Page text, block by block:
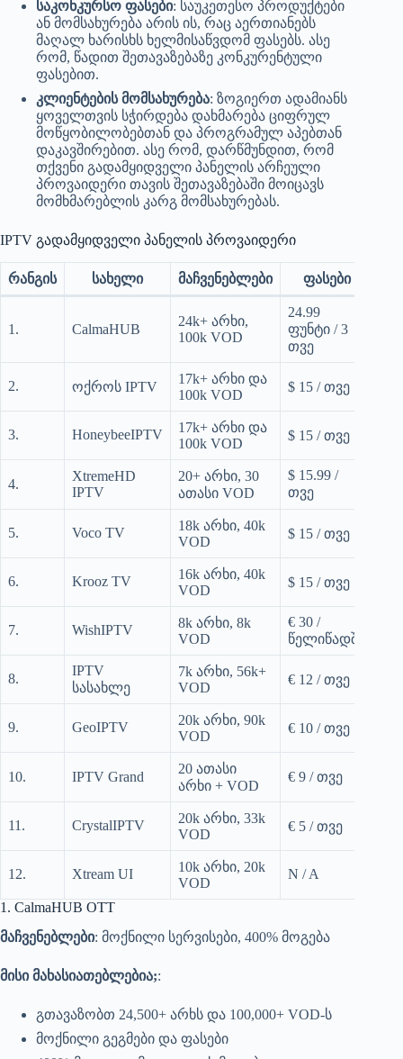
საკონკურსო ფასები: საუკეთესო პროდუქტები
ან მომსახურება არის ის, რაც აერთიანებს
მაღალ ხარისხს ხელმისაწვდომ ფასებს. ასე
რომ, წადით შეთავაზებაზე კონკურენტული
ფასებით.
კლიენტების მომსახურება: ზოგიერთ ადამიანს
ყოველთვის სჭირდება დახმარება ციფრულ
მოწყობილობებთან და პროგრამულ აპებთან
დაკავშირებით. ასე რომ, დარწმუნდით, რომ
თქვენი გადამყიდველი პანელის არჩეული
პროვაიდერი თავის შეთავაზებაში მოიცავს
მომხმარებლის კარგ მომსახურებას.
IPTV გადამყიდველი პანელის პროვაიდერი
რანგის სახელი მაჩვენებლები ფასები
1. CalmaHUB
24k+ არხი,
100k VOD
24.99
ფუნტი / 3
თვე
2. ოქროს IPTV
17k+ არხი და
100k VOD
$ 15 / თვე
3. HoneybeeIPTV
17k+ არხი და
100k VOD
$ 15 / თვე
4.
XtremeHD
IPTV
20+ არხი, 30
ათასი VOD
$ 15.99 /
თვე
5. Voco TV
18k არხი, 40k
VOD
$ 15 / თვე
6. Krooz TV
16k არხი, 40k
VOD
$ 15 / თვე
7. WishIPTV
8k არხი, 8k
VOD
€ 30 /
წელიწადში
8.
IPTV
სასახლე
7k არხი, 56k+
VOD
€ 12 / თვე
9. GeoIPTV
20k არხი, 90k
VOD
€ 10 / თვე
10. IPTV Grand
20 ათასი
არხი + VOD
€ 9 / თვე
11. CrystalIPTV
20k არხი, 33k
VOD
€ 5 / თვე
12. Xtream UI
10k არხი, 20k
VOD
N / A
1. CalmaHUB OTT
მაჩვენებლები: მოქნილი სერვისები, 400% მოგება
მისი მახასიათებლებია;:
გთავაზობთ 24,500+ არხს და 100,000+ VOD-ს
მოქნილი გეგმები და ფასები